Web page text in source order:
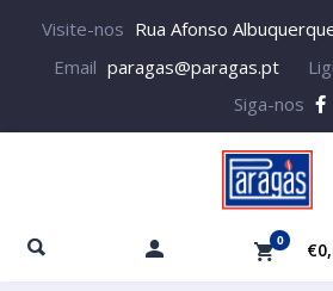
Visite-nos Rua Afonso
Email paragas@paragas.pt
Siga-nos
0